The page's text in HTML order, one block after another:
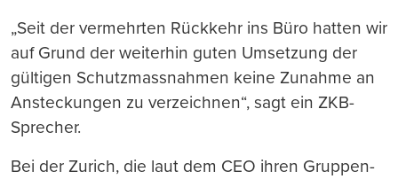
„Seit der vermehrten Rückkehr ins Büro hatten wir
auf Grund der weiterhin guten Umsetzung der
gültigen Schutzmassnahmen keine Zunahme an
Ansteckungen zu verzeichnen“, sagt ein ZKB-
Sprecher.
Bei der Zurich, die laut dem CEO ihren Gruppen-